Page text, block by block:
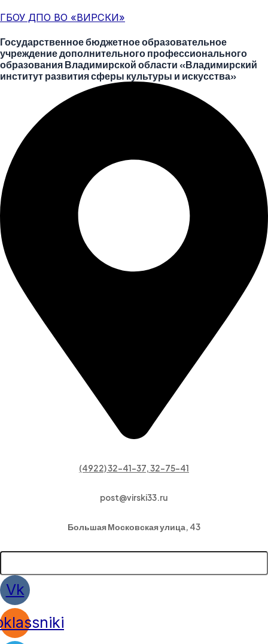
к
содержимому
ГБОУ ДПО ВО «ВИРСКИ»
Государственное бюджетное образовательное
учреждение дополнительного профессионального
образования Владимирской области «Владимирский
институт развития сферы культуры и искусства»
(4922) 32-41-37, 32-75-41
post@virski33.ru
Большая Московская улица, 43
Vk
navigation